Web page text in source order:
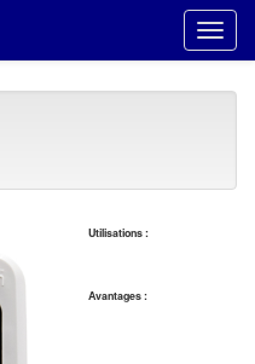
Utilisations :
Avantages :